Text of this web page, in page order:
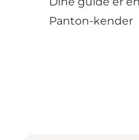
Panton-kender